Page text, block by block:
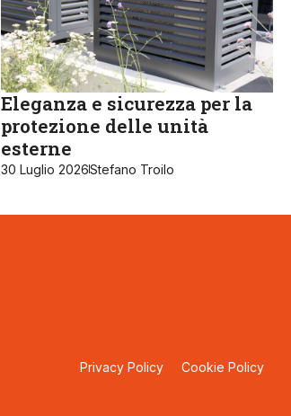
Eleganza e sicurezza per la
protezione delle unità
esterne
30 Luglio 2026Stefano Troilo
Privacy Policy Cookie Policy